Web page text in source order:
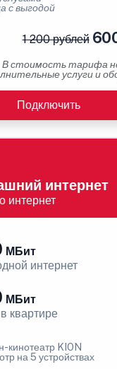
с выгодой
1 200 рублей
В стоимость тарифа
услуги и
Подключить
интернет
интернет
МБит
интернет
МБит
квартире
кинотеатр KION
на 5 устройствах